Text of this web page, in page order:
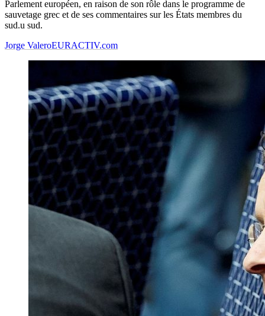
Parlement européen, en raison de son rôle dans le programme de
sauvetage grec et de ses commentaires sur les États membres du
sud.u sud.
Jorge ValeroEURACTIV.com